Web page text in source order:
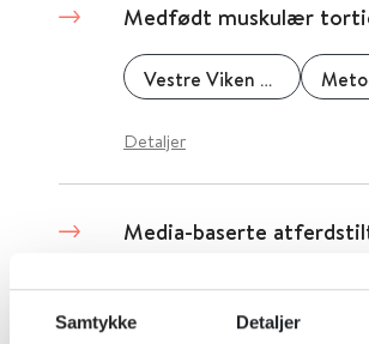
Samtykke Detaljer
Medfødt muskulær
Vestre Viken HF
Detaljer
Media-baserte
Cochrane Library